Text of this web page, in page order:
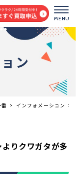
MENU
ン
> インフォメーション >
りクワガタが多